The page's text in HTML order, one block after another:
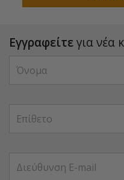
Εγγραφείτεγια νέα